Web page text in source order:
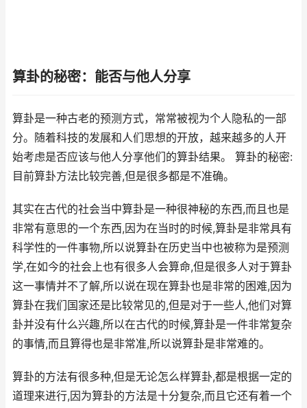
算卦的秘密：能否与他人分享
算卦是一种古老的预测方式，常常被视为个人隐私的一部
分。随着科技的发展和人们思想的开放，越来越多的人开
始考虑是否应该与他人分享他们的算卦结果。 算卦的秘密:
目前算卦方法比较完善,但是很多都是不准确。
其实在古代的社会当中算卦是一种很神秘的东西,而且也是
非常有意思的一个东西,因为在当时的时候,算卦是非常具有
科学性的一件事物,所以说算卦在历史当中也被称为是预测
学,在如今的社会上也有很多人会算命,但是很多人对于算卦
这一事情并不了解,所以说在现在算卦也是非常的困难,因为
算卦在我们国家还是比较常见的,但是对于一些人,他们对算
卦并没有什么兴趣,所以在古代的时候,算卦是一件非常复杂
的事情,而且算得也是非常准,所以说算卦是非常难的。
算卦的方法有很多种,但是无论怎么样算卦,都是根据一定的
道理来进行,因为算卦的方法是十分复杂,而且它还有着一个